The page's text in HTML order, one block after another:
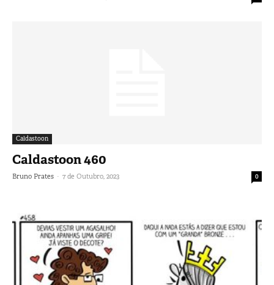
Caldastoon
Caldastoon 460
Bruno Prates - 7 de Outubro, 2023 0